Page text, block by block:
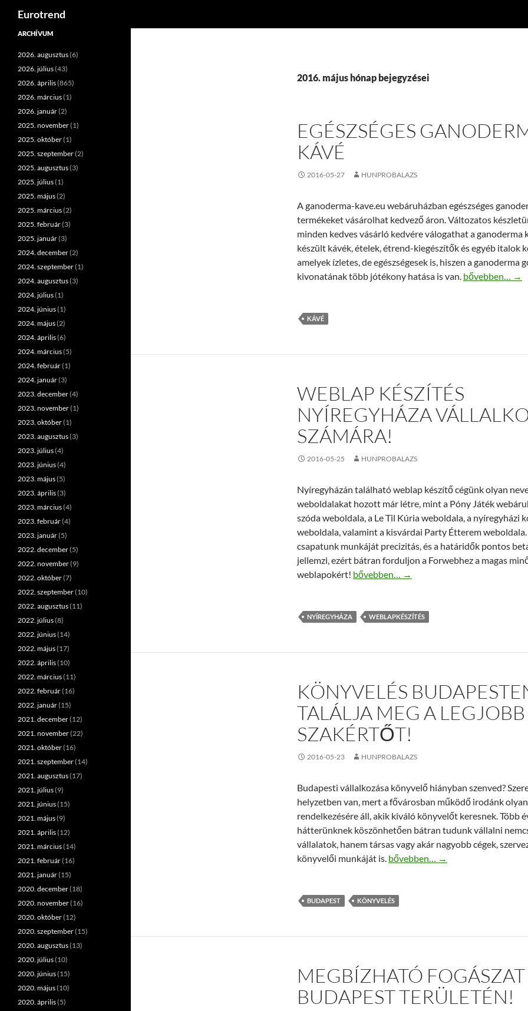
Kilépés
Eurotrend
2016. május hónap bejegyzései
EGÉSZSÉGES
KÁVÉ
2016-05-27 HUNPROBALAZS
A ganoderma-kave.eu webáruházban egészséges
termékeket vásárolhat kedvező áron. Változatos
minden kedves vásárló kedvére válogathat a ganoderma
készült kávék, ételek, étrend-kiegészítők és egyéb italok
amelyek ízletes, de egészségesek is, hiszen a ganoderma
kivonatának több jótékony hatása is van. Egészséges
bővebben… →
KÁVÉ
WEBLAP KÉSZÍTÉS
NYÍREGYHÁZA
SZÁMÁRA!
2016-05-25 HUNPROBALAZS
Nyíregyházán található weblap készítő cégünk olyan
weboldalakat hozott már létre, mint a Póny Játék
szóda weboldala, a Le Til Kúria weboldala, a nyíregyházi
weboldala, valamint a kisvárdai Party Étterem
csapatunk munkáját precizitás, és a határidők pontos
jellemzi, ezért bátran forduljon a Forwebhez a magas
weblapokért! Weblap készítés Nyíregyháza vállalkozói
bővebben… →
NYÍREGYHÁZA WEBLAPKÉSZÍTÉS
KÖNYVELÉS
TALÁLJA MEG A LEGJOBB
SZAKÉRTŐT!
2016-05-23 HUNPROBALAZS
Budapesti vállalkozása könyvelő hiányban szenved?
helyzetben van, mert a fővárosban működő irodánk
rendelkezésére áll, akik kiváló könyvelőt keresnek. Több
hátterünknek köszönhetően bátran tudunk vállalni
vállalatok, hanem társas vagy akár nagyobb cégek,
könyvelői munkáját is. Könyvelés Budapesten – találja
bővebben… →
BUDAPEST KÖNYVELÉS
MEGBÍZHATÓ FOGÁSZAT
BUDAPEST TERÜLETÉN!
ARCHÍVUM
2026. augusztus(6)
2026. július(43)
2026. április(865)
2026. március(1)
2026. január(2)
2025. november(1)
2025. október(1)
2025. szeptember(2)
2025. augusztus(3)
2025. július(1)
2025. május(2)
2025. március(2)
2025. február(3)
2025. január(3)
2024. december(2)
2024. szeptember(1)
2024. augusztus(3)
2024. július(1)
2024. június(1)
2024. május(2)
2024. április(6)
2024. március(5)
2024. február(1)
2024. január(3)
2023. december(4)
2023. november(1)
2023. október(1)
2023. augusztus(3)
2023. július(4)
2023. június(4)
2023. május(5)
2023. április(3)
2023. március(4)
2023. február(4)
2023. január(5)
2022. december(5)
2022. november(9)
2022. október(7)
2022. szeptember(10)
2022. augusztus(11)
2022. július(8)
2022. június(14)
2022. május(17)
2022. április(10)
2022. március(11)
2022. február(16)
2022. január(15)
2021. december(12)
2021. november(22)
2021. október(16)
2021. szeptember(14)
2021. augusztus(17)
2021. július(9)
2021. június(15)
2021. május(9)
2021. április(12)
2021. március(14)
2021. február(16)
2021. január(15)
2020. december(18)
2020. november(16)
2020. október(12)
2020. szeptember(15)
2020. augusztus(13)
2020. július(10)
2020. június(15)
2020. május(10)
2020. április(5)